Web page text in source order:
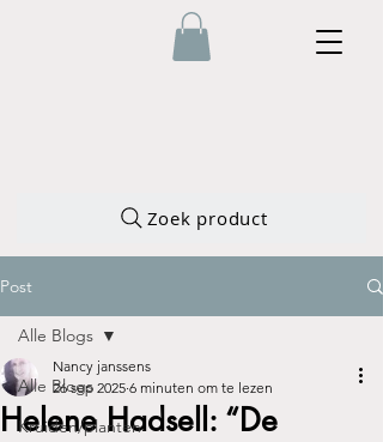
Zoek product
Post
Alle Blogs
Kruiden/planten
Alle Blogs
Helene Hadsell: “De
Nancy janssens
26 sep 2025 6 minuten om te lezen